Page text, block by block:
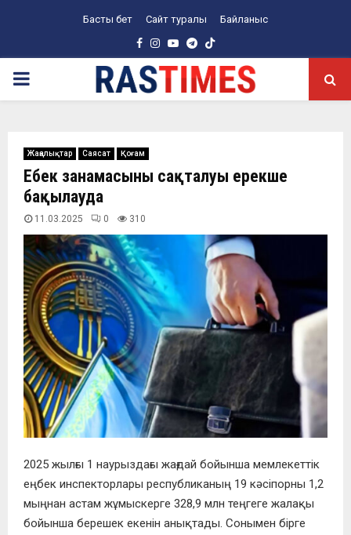
Басты бет Сайт туралы Байланыс
Facebook
Instagram
YoutubeTelegram
PRIMARY
Жаңалықтар Саясат Қоғам
Еңбек заңнамасының сақталуы ерекше
бақылауда
11.03.2025 0 310
2025 жылғы 1 наурыздағы жағдай бойынша мемлекеттік
еңбек инспекторлары республиканың 19 кәсіпорны 1,2
мыңнан астам жұмыскерге 328,9 млн теңгеге жалақы
бойынша берешек екенін анықтады. Сонымен бірге